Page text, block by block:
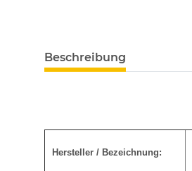
Beschreibung
Hersteller / Bezeichnung: